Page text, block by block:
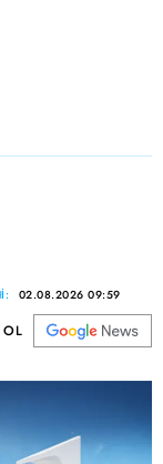
02.08.2026 09:59
OL